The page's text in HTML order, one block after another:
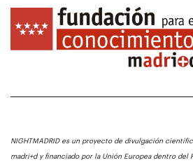
NIGHTMADRID es un proyecto de divulgación
madri+d y financiado por la Unión Europea dentro del